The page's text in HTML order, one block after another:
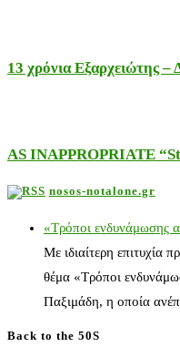
13 χρόνια Εξαρχειώτης –
AS INAPPROPRIATE
nosos-notalone.gr
«Τρόποι ενδυνάμωσης
Με ιδιαίτερη
θέμα «Τρόποι
Παξιμάδη, η οποία
Back to the 50S